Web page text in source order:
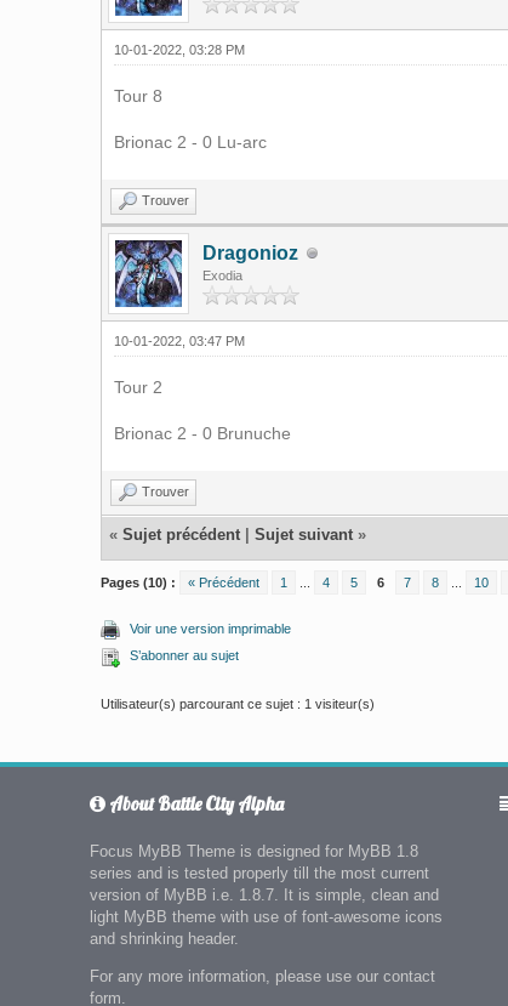
10-01-2022, 03:28 PM
Tour 8
Brionac 2 - 0 Lu-arc
Trouver
Dragonioz
Exodia
10-01-2022, 03:47 PM
Tour 2
Brionac 2 - 0 Brunuche
Trouver
« Sujet précédent| Sujet suivant»
Pages (10) : « Précédent 1 4 5 6 7 8 10
Voir une version imprimable
S’abonner au sujet
Utilisateur(s) parcourant ce sujet : 1 visiteur(s)
About Battle City Alpha
Focus MyBB Theme is designed for MyBB 1.8
series and is tested properly till the most current
version of MyBB i.e. 1.8.7. It is simple, clean and
light MyBB theme with use of font-awesome icons
and shrinking header.
For any more information, please use our contact
form.